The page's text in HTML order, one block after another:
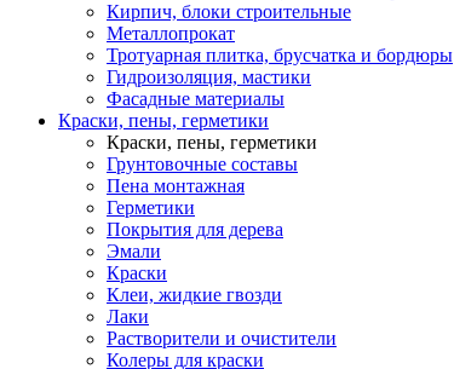
Кирпич, блоки строительные
Металлопрокат
Тротуарная плитка, брусчатка и бордюры
Гидроизоляция, мастики
Фасадные материалы
Краски, пены, герметики
Краски, пены, герметики
Грунтовочные составы
Пена монтажная
Герметики
Покрытия для дерева
Эмали
Краски
Клеи, жидкие гвозди
Лаки
Растворители и очистители
Колеры для краски